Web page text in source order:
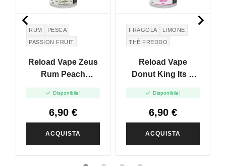
RUM
PESCA
PASSION FRUIT
Reload Vape Zeus
Rum Peach
Shot - 10 Ml
 Disponibile!
6,90 €
ACQUISTA
FRAGOLA
LIMONE
THÈ FREDDO
Reload Vape
Donut King Its A
Strawberry Lemon
Ice Tea - Mini Shot
10+10
 Disponibile!
6,90 €
ACQUISTA
 